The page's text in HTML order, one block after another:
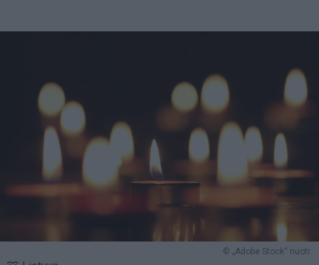
© „Adobe Stock“ nuotr.